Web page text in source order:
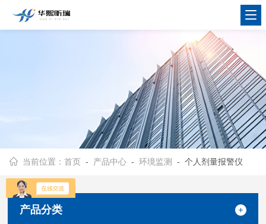
当前位置：首页 - 产品中心 -环境监测 - 个人剂量报警仪
产品分类